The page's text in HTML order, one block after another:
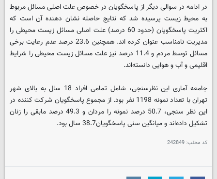
در ادامه در سوالی دیگر از پاسخگویان در خصوص علت اصلی مسائل مربوط
به محیط زیست پرسیده شد که نتایج حاصله نشان دهنده آن است که
اکثریت پاسخگویان (حدود 60 درصد) علت اصلی مسائل زیست محیطی را
مدیریت نامناسب عنوان کرده اند. همچنین 23.6 درصد عدم رعایت برخی
مسائل توسط مردم و 11.4 درصد نیز علت مسائل زیست محیطی را شرایط
اقلیمی و آب و هوایی دانسته‌اند.
جامعه آماری این نظرسنجی، شامل تمامی افراد 18 سال به بالای شهر
تهران با تعداد نمونه 1198 نفر بود. از مجموع پاسخگویان شرکت کننده در
این نظر سنجی، 50.7 درصد نمونه را مردان و 49.3 درصد مابقی را زنان
تشکیل داده‌اند و میانگین سنی پاسخگویان38.7 سال بود.
کد مطلب: 242849